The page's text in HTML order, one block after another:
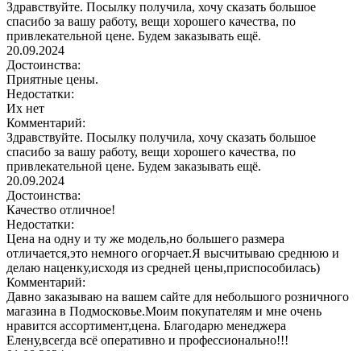
Здравствуйте. Посылку получила, хочу сказать большое
спасибо за вашу работу, вещи хорошего качества, по
привлекательной цене. Будем заказывать ещё.
20.09.2024
Достоинства:
Приятные цены.
Недостатки:
Их нет
Комментарий:
Здравствуйте. Посылку получила, хочу сказать большое
спасибо за вашу работу, вещи хорошего качества, по
привлекательной цене. Будем заказывать ещё.
20.09.2024
Достоинства:
Качество отличное!
Недостатки:
Цена на одну и ту же модель,но большего размера
отличается,это немного огорчает.Я высчитываю среднюю и
делаю наценку,исходя из средней цены,приспособилась)
Комментарий:
Давно заказываю на вашем сайте для небольшого розничного
магазина в Подмосковье.Моим покупателям и мне очень
нравится ассортимент,цена. Благодарю менеджера
Елену,всегда всё оперативно и профессионально!!!